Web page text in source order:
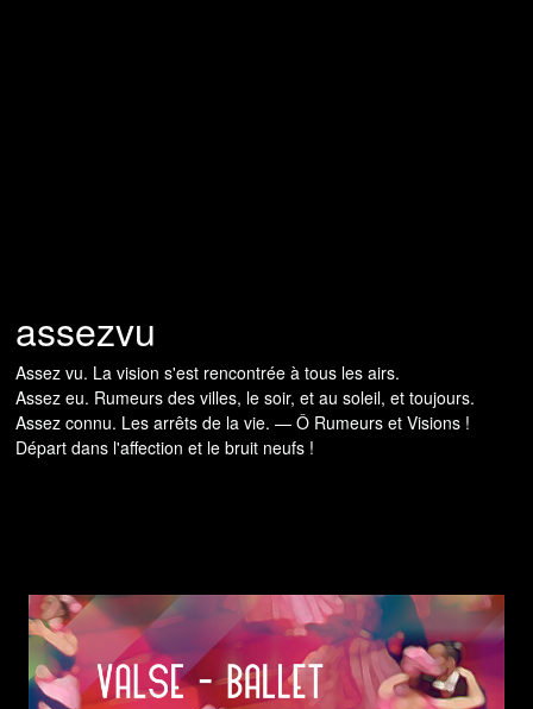
assezvu
Assez vu. La vision s'est rencontrée à tous les airs.
Assez eu. Rumeurs des villes, le soir, et au soleil, et toujours.
Assez connu. Les arrêts de la vie. — Ô Rumeurs et Visions !
Départ dans l'affection et le bruit neufs !